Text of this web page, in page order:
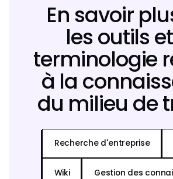
En savoir
les outils
terminologie
à la
du milieu de
Recherche d'entreprise
Wiki Gestion des